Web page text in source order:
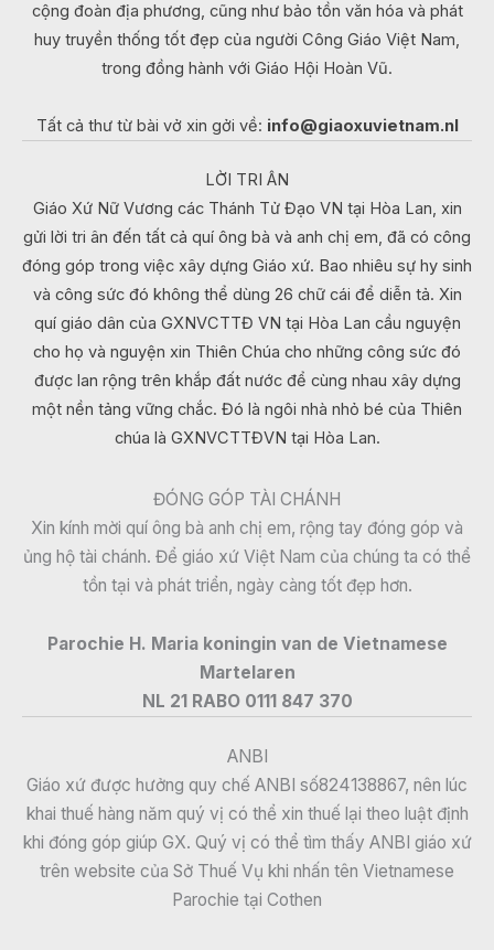
cộng đoàn địa phương, cũng như bảo tồn văn hóa và phát
huy truyền thống tốt đẹp của người Công Giáo Việt Nam,
trong đồng hành với Giáo Hội Hoàn Vũ.
Tất cả thư từ bài vở xin gởi về: info@giaoxuvietnam.nl
LỜI TRI ÂN
Giáo Xứ Nữ Vương các Thánh Tử Đạo VN tại Hòa Lan, xin
gửi lời tri ân đến tất cả quí ông bà và anh chị em, đã có công
đóng góp trong việc xây dựng Giáo xứ. Bao nhiêu sự hy sinh
và công sức đó không thể dùng 26 chữ cái để diễn tả. Xin
quí giáo dân của GXNVCTTĐ VN tại Hòa Lan cầu nguyện
cho họ và nguyện xin Thiên Chúa cho những công sức đó
được lan rộng trên khắp đất nước để cùng nhau xây dựng
một nền tảng vững chắc. Đó là ngôi nhà nhỏ bé của Thiên
chúa là GXNVCTTĐVN tại Hòa Lan.
ĐÓNG GÓP TÀI CHÁNH
Xin kính mời quí ông bà anh chị em, rộng tay đóng góp và
ủng hộ tài chánh. Để giáo xứ Việt Nam của chúng ta có thể
tồn tại và phát triển, ngày càng tốt đẹp hơn.
Parochie H. Maria koningin van de Vietnamese
Martelaren
NL 21 RABO 0111 847 370
ANBI
Giáo xứ được hưởng quy chế ANBI số824138867, nên lúc
khai thuế hàng năm quý vị có thể xin thuế lại theo luật định
khi đóng góp giúp GX. Quý vị có thể tìm thấy ANBI giáo xứ
trên website của Sở Thuế Vụ khi nhấn tên Vietnamese
Parochie tại Cothen